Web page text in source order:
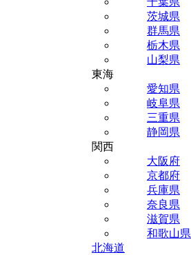
茨城県
群馬県
栃木県
山梨県
東海
愛知県
岐阜県
三重県
静岡県
関西
大阪府
京都府
兵庫県
奈良県
滋賀県
和歌山県
北海道